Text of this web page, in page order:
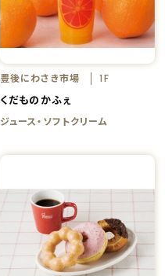
豊後にわさき市場 1F
くだものかふぇ
ジュース・ソフトクリーム